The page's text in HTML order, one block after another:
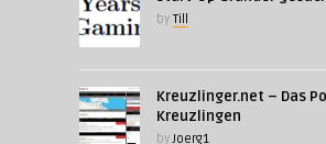
by Till
Kreuzlinger.net – Das
Kreuzlingen
byJoerg1